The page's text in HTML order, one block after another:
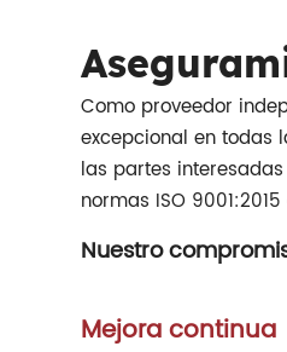
Como proveedor
excepcional en todas
las partes
normas ISO
Nuestro
Mejora continua